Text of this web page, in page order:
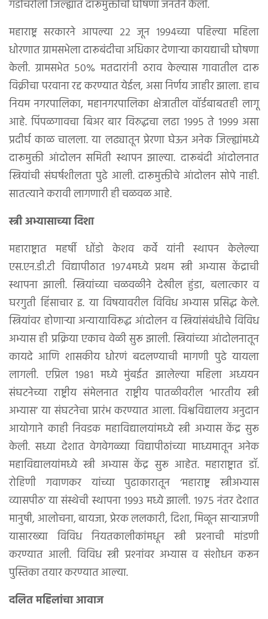
गडचिरोली जिल्ह्यात दारूमुक्तीची घोषणा जनतेने केली.
महाराष्ट्र सरकारने आपल्या २२ जून १९९४च्या पहिल्या महिला
धोरणात ग्रामसभेला दारूबंदीचा अधिकार देणार्‍या कायद्याची घोषणा
केली. ग्रामसभेत ५०% मतदारांनी ठराव केल्यास गावातील दारू
विक्रीचा परवाना रद्द करण्यात येईल, असा निर्णय जाहीर झाला. हाच
नियम नगरपालिका, महानगरपालिका क्षेत्रातील वॉर्डबाबतही लागू
आहे. पिंपळगावचा बिअर बार विरुद्धचा लढा १९९५ ते १९९९ असा
प्रदीर्घ काळ चालला. या लढ्यातून प्रेरणा घेऊन अनेक जिल्ह्यांमध्ये
दारूमुक्ती आंदोलन समिती स्थापन झाल्या. दारूबंदी आंदोलनात
स्त्रियांची संघर्षशीलता पुढे आली. दारूमुक्तीचे आंदोलन सोपे नाही.
सातत्याने करावी लागणारी ही चळवळ आहे.
स्त्री अभ्यासाच्या दिशा
महाराष्ट्रात महर्षी धोंडो केशव कर्वे यांनी स्थापन केलेल्या
एस.एन.डी.टी विद्यापीठात १९७४मध्ये प्रथम स्त्री अभ्यास केंद्राची
स्थापना झाली. स्त्रियांच्या चळवळीने देखील हुंडा, बलात्कार व
घरगुती हिंसाचार इ. या विषयावरील विविध अभ्यास प्रसिद्ध केले.
स्त्रियांवर होणार्‍या अन्यायाविरूद्ध आंदोलन व स्त्रियांसंबंधीचे विविध
अभ्यास ही प्रक्रिया एकाच वेळी सुरू झाली. स्त्रियांच्या आंदोलनातून
कायदे आणि शासकीय धोरणं बदलण्याची मागणी पुढे यायला
लागली. एप्रिल १९८१ मध्ये मुंबईत झालेल्या महिला अध्ययन
संघटनेच्या राष्ट्रीय संमेलनात राष्ट्रीय पातळीवरील ‘भारतीय स्त्री
अभ्यास’ या संघटनेचा प्रारंभ करण्यात आला. विश्वविद्यालय अनुदान
आयोगाने काही निवडक महाविद्यालयांमध्ये स्त्री अभ्यास केंद्र सुरू
केली. सध्या देशात वेगवेगळ्या विद्यापीठांच्या माध्यमातून अनेक
महाविद्यालयांमध्ये स्त्री अभ्यास केंद्र सुरू आहेत. महाराष्ट्रात डॉ.
रोहिणी गवाणकर यांच्या पुढाकारातून ‘महाराष्ट्र स्त्रीअभ्यास
व्यासपीठ’ या संस्थेची स्थापना १९९३ मध्ये झाली. १९७५ नंतर देशात
मानुषी, आलोचना, बायजा, प्रेरक ललकारी, दिशा, मिळून सार्‍याजणी
यासारख्या विविध नियतकालीकांमधून स्त्री प्रश्‍नाची मांडणी
करण्यात आली. विविध स्त्री प्रश्‍नांवर अभ्यास व संशोधन करून
पुस्तिका तयार करण्यात आल्या.
दलित महिलांचा आवाज